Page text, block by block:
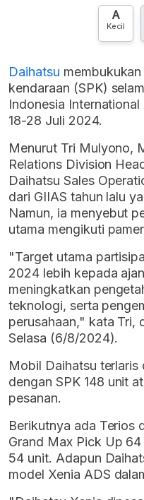
HubungiA
Kecil
Daihatsu
kendaraan (SPK)
Indonesia
18-28 Juli 2024.
Menurut Tri Mulyono,
Relations Division
Daihatsu Sales
dari GIIAS tahun lalu
Namun, ia menyebut
utama mengikuti
"Target utama
2024 lebih kepada
meningkatkan
teknologi, serta
perusahaan," kata Tri,
Selasa (6/8/2024).
Mobil Daihatsu terlaris
dengan SPK 148 unit
pesanan.
Berikutnya ada Terios
Grand Max Pick Up
54 unit. Adapun
model Xenia ADS